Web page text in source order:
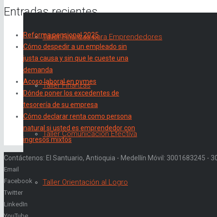
Taller Finanzas para Emprendedores
Taller Finanzas
Taller Comunicación Efectiva
Taller Orientación al Logro
Entradas recientes
Reforma pensional 2025
Cómo despedir a un empleado sin
justa causa y sin que le cueste una
demanda
Acoso laboral en pymes
Dónde poner los excedentes de
tesorería de su empresa
Cómo declarar renta como persona
natural si usted es emprendedor con
ingresos mixtos
Contáctenos: El Santuario, Antioquia - Medellín Móvil: 3001683245 -
Email
Facebook
Twitter
LinkedIn